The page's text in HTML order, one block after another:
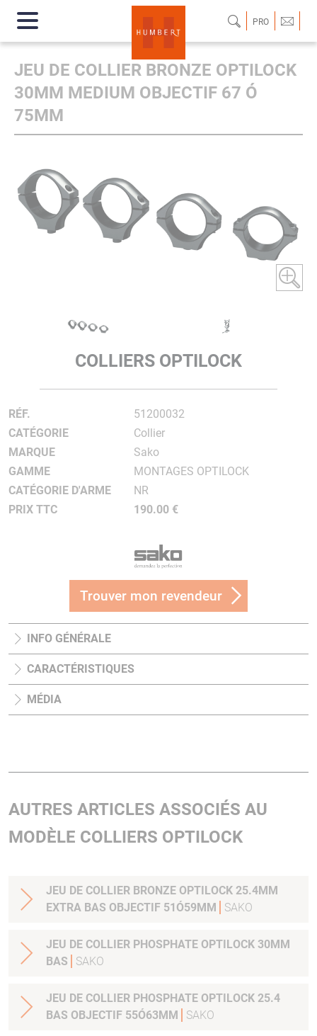
PRO
JEU DE COLLIER BRONZE OPTILOCK
30MM MEDIUM OBJECTIF 67 Ó
75MM
COLLIERS OPTILOCK
RÉF.
51200032
CATÉGORIE
Collier
MARQUE
Sako
GAMME
MONTAGES OPTILOCK
CATÉGORIE D'ARME
NR
PRIX TTC
190.00 €
Trouver mon revendeur
INFO GÉNÉRALE
CARACTÉRISTIQUES
MÉDIA
AUTRES ARTICLES ASSOCIÉS AU
MODÈLE COLLIERS OPTILOCK
JEU DE COLLIER BRONZE OPTILOCK 25.4MM
EXTRA BAS OBJECTIF 51Ó59MM
SAKO
JEU DE COLLIER PHOSPHATE OPTILOCK 30MM
BAS
SAKO
JEU DE COLLIER PHOSPHATE OPTILOCK 25.4
BAS OBJECTIF 55Ó63MM
SAKO